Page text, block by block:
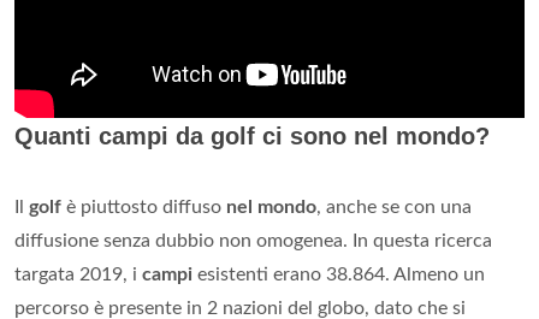
Quanti campi da golf ci sono nel mondo?
Il golf è piuttosto diffuso nel mondo, anche se con una
diffusione senza dubbio non omogenea. In questa ricerca
targata 2019, i campi esistenti erano 38.864. Almeno un
percorso è presente in 2 nazioni del globo, dato che si